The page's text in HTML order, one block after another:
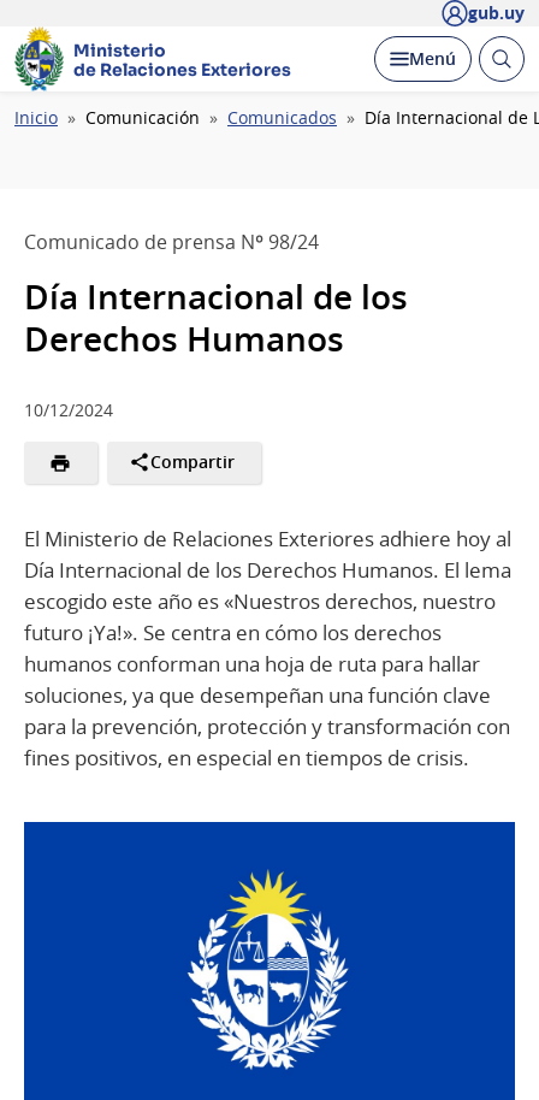
gub.uy
Ministerio
de Relaciones Exteriores
Desplegar
Menú Abrir
Ruta
Inicio Comunicación Comunicados Día Internacional de
Comunicado de prensa Nº 98/24
Día Internacional de los
Derechos Humanos
10/12/2024
Compartir
El Ministerio de Relaciones Exteriores adhiere hoy al
Día Internacional de los Derechos Humanos. El lema
escogido este año es «Nuestros derechos, nuestro
futuro ¡Ya!». Se centra en cómo los derechos
humanos conforman una hoja de ruta para hallar
soluciones, ya que desempeñan una función clave
para la prevención, protección y transformación con
fines positivos, en especial en tiempos de crisis.